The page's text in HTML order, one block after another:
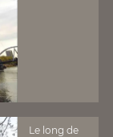
Le long de